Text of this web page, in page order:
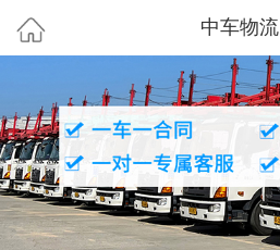
中车物流